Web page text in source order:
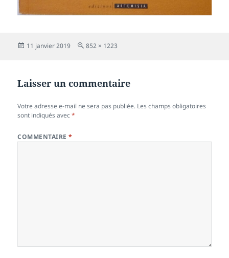
Publié
11 janvier 2019
Taille
852 × 1223
Laisser un commentaire
Votre adresse e-mail ne sera pas publiée. Les champs obligatoires
sont indiqués avec*
COMMENTAIRE*